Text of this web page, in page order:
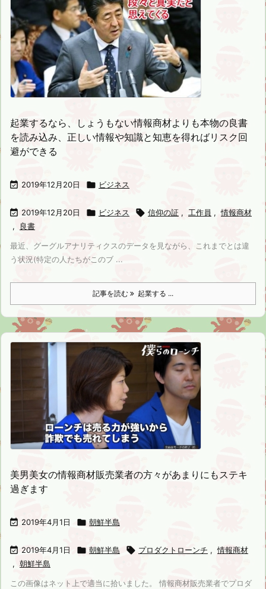
起業するなら、しょうもない情報商材よりも本物の良書
を読み込み、正しい情報や知識と知恵を得ればリスク回
避ができる
 2019年12月20日  ビジネス
 2019年12月20日  ビジネス  信仰の証 , 工作員 , 情報商材
,
良書
最近、グーグルアナリティクスのデータを見ながら、これまでとは違
う状況(特定の人たちがこのブ ...
記事を読む 起業する ...
美男美女の情報商材販売業者の方々があまりにもステキ
過ぎます
 2019年4月1日  朝鮮半島
 2019年4月1日  朝鮮半島  プロダクトローンチ , 情報商材
, 朝鮮半島
この画像はネット上で適当に拾いました。 情報商材販売業者でプロダ